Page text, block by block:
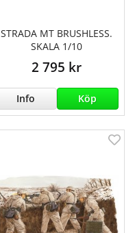
STRADA MT BRUSHLESS.
SKALA 1/10
2 795 kr
Info Köp